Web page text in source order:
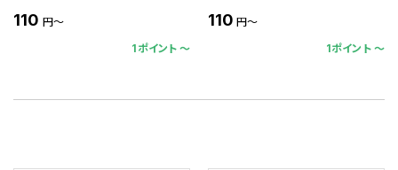
110 円～
1ポイント 〜
110 円～
1ポイント 〜